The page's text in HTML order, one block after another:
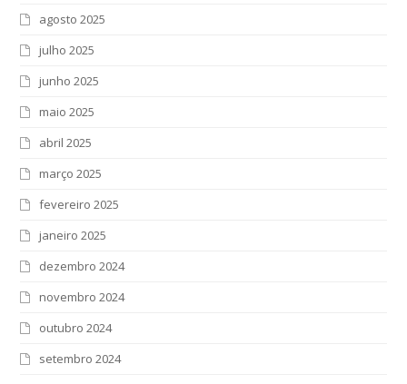
agosto 2025
julho 2025
junho 2025
maio 2025
abril 2025
março 2025
fevereiro 2025
janeiro 2025
dezembro 2024
novembro 2024
outubro 2024
setembro 2024